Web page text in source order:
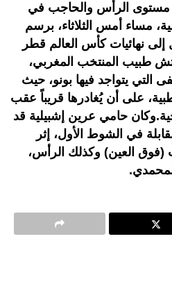
مستوى الرأس والحاجب في
مساء أمس الثلاثاء، برسم
إلى نهائيات كأس العالم قطر
طبيب المنتخب المغربي،
التي يتواجد فيها بونو، حيث
على أن يُغادرها قريباً عقب
حامي عرين إشبيلية قد
في الشوط الأول، إثر
(فوق العين) وكذلك الرأس،